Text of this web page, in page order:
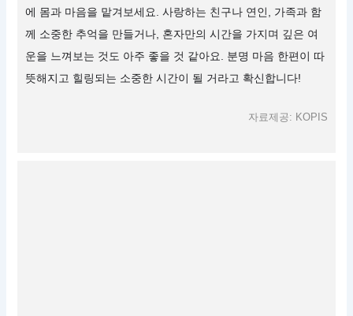
에 몸과 마음을 맡겨보세요. 사랑하는 친구나 연인, 가족과 함
께 소중한 추억을 만들거나, 혼자만의 시간을 가지며 깊은 여
운을 느껴보는 것도 아주 좋을 것 같아요. 분명 마음 한편이 따
뜻해지고 힐링되는 소중한 시간이 될 거라고 확신합니다!
자료제공: KOPIS